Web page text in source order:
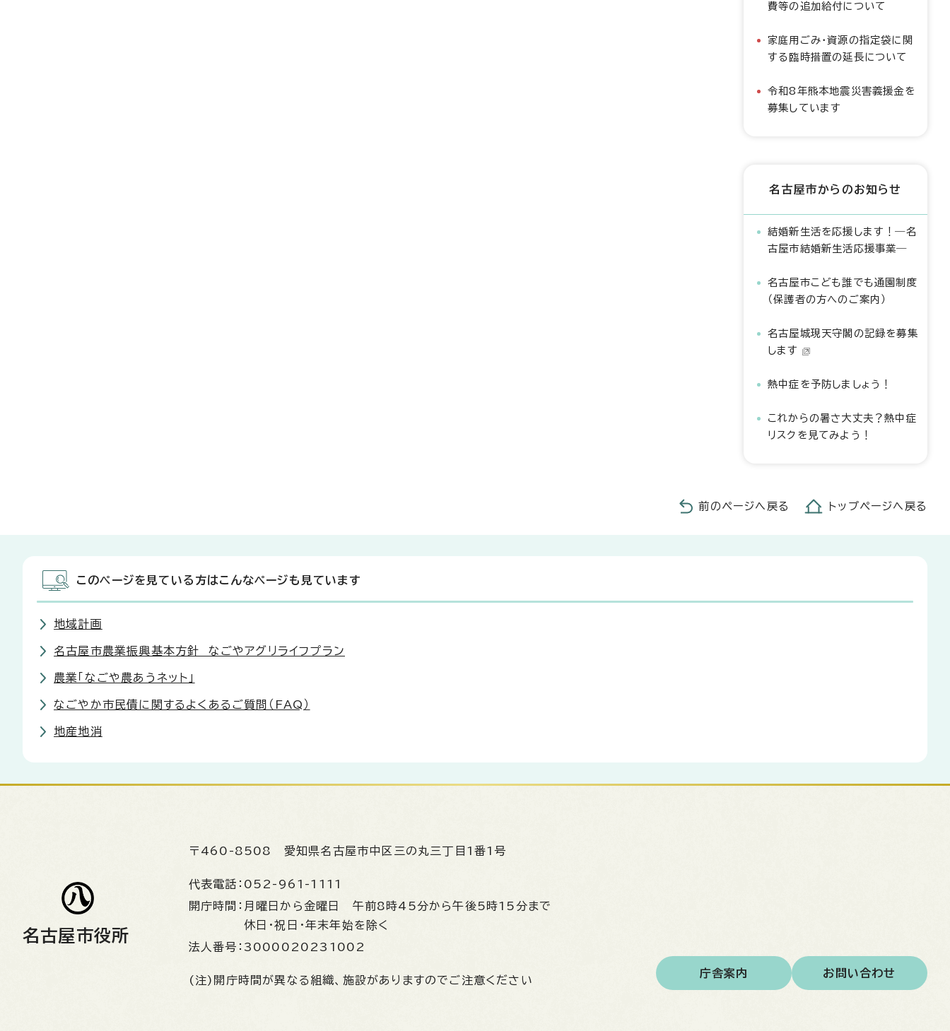
費等の追加給付について
家庭用ごみ・資源の指定袋に関
する臨時措置の延長について
令和8年熊本地震災害義援金を
募集しています
名古屋市からのお知らせ
結婚新生活を応援します！―名
古屋市結婚新生活応援事業―
名古屋市こども誰でも通園制度
（保護者の方へのご案内）
名古屋城現天守閣の記録を募集
します
熱中症を予防しましょう！
これからの暑さ大丈夫？熱中症
リスクを見てみよう！
前のページへ戻る トップページへ戻る
このページを見ている方はこんなページも見ています
地域計画
名古屋市農業振興基本方針 なごやアグリライフプラン
農業「なごや農あうネット」
なごやか市民債に関するよくあるご質問（FAQ）
地産地消
名古屋市役所
〒460-8508 愛知県名古屋市中区三の丸三丁目1番1号
代表電話： 052-961-1111
開庁時間： 月曜日から金曜日 午前8時45分から午後5時15分まで
休日・祝日・年末年始を除く
法人番号： 3000020231002
(注)開庁時間が異なる組織、施設がありますのでご注意ください
庁舎案内 お問い合わせ